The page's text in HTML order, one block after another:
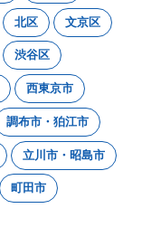
北区 文京区
渋谷区
西東京市
調布市・狛江市
立川市・昭島市
町田市